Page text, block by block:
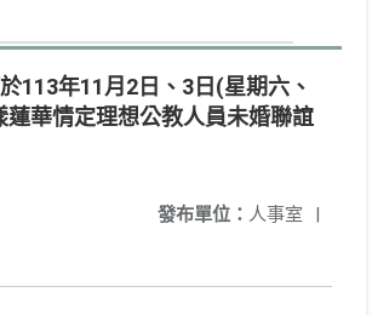
113年11月2日、3日(星期六、
蓮華情定理想公教人員未婚聯誼
發布單位： 人事室 |